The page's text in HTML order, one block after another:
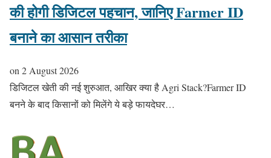
की होगी डिजिटल पहचान, जानिए Farmer ID
बनाने का आसान तरीका
on 2 August 2026
डिजिटल खेती की नई शुरुआत, आखिर क्या है Agri Stack?Farmer ID
बनने के बाद किसानों को मिलेंगे ये बड़े फायदेघर…